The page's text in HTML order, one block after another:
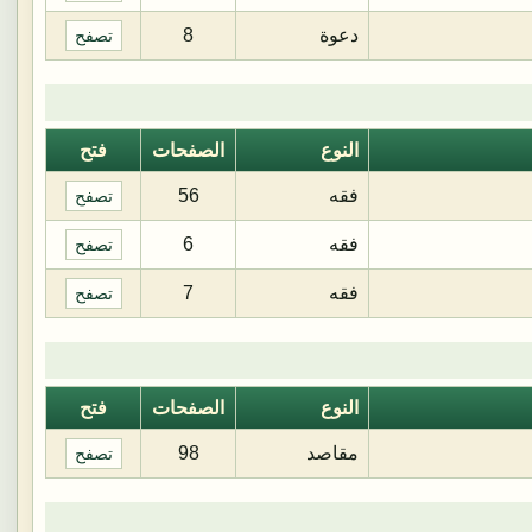
دعوة 8 تصفح
النوع الصفحات فتح
فقه 56 تصفح
فقه 6 تصفح
فقه 7 تصفح
النوع الصفحات فتح
مقاصد 98 تصفح